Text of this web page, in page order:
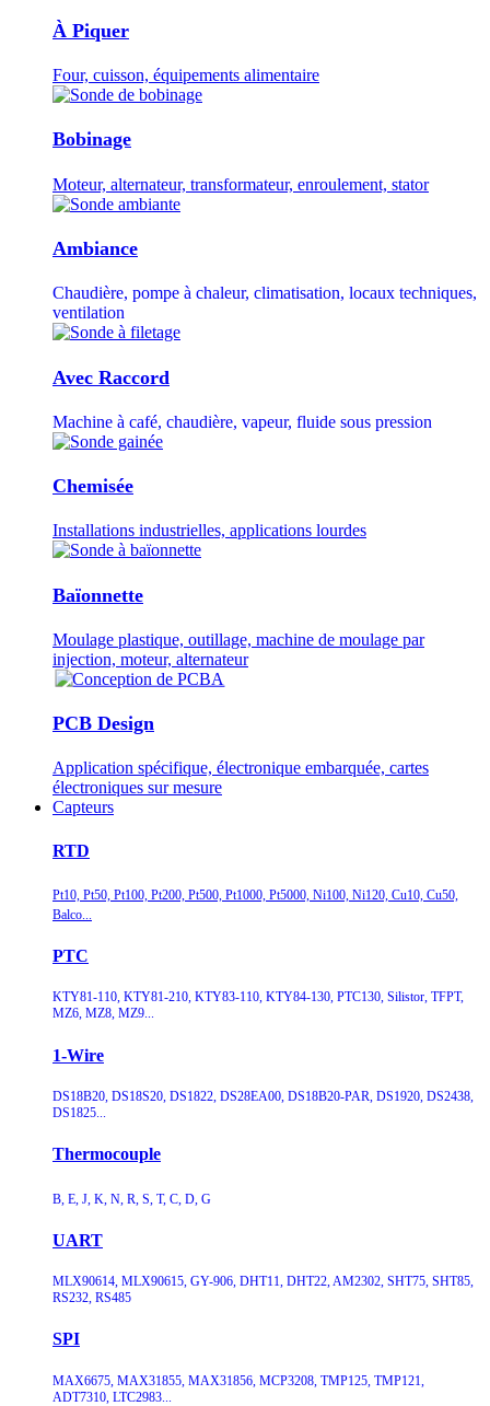
À Piquer
Four, cuisson, équipements alimentaire
Bobinage
Moteur, alternateur, transformateur, enroulement, stator
Ambiance
Chaudière, pompe à chaleur, climatisation, locaux techniques,
ventilation
Avec Raccord
Machine à café, chaudière, vapeur, fluide sous pression
Chemisée
Installations industrielles, applications lourdes
Baïonnette
Moulage plastique, outillage, machine de moulage par
injection, moteur, alternateur
PCB Design
Application spécifique, électronique embarquée, cartes
électroniques sur mesure
Capteurs
RTD
Pt10, Pt50, Pt100, Pt200, Pt500, Pt1000, Pt5000, Ni100, Ni120, Cu10, Cu50,
Balco...
PTC
KTY81-110, KTY81-210, KTY83-110, KTY84-130, PTC130, Silistor, TFPT,
MZ6, MZ8, MZ9...
1-Wire
DS18B20, DS18S20, DS1822, DS28EA00, DS18B20-PAR, DS1920, DS2438,
DS1825...
Thermocouple
B, E, J, K, N, R, S, T, C, D, G
UART
MLX90614, MLX90615, GY-906, DHT11, DHT22, AM2302, SHT75, SHT85,
RS232, RS485
SPI
MAX6675, MAX31855, MAX31856, MCP3208, TMP125, TMP121,
ADT7310, LTC2983...